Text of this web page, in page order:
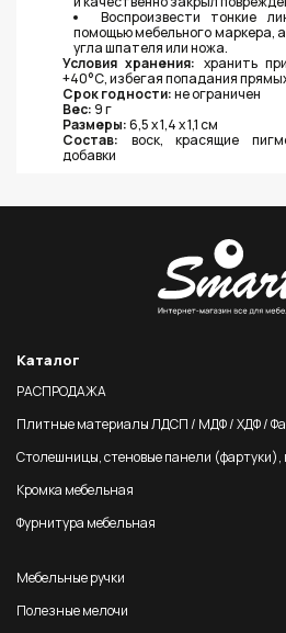
Воспроизвести тонкие
помощью мебельного маркера,
угла шпателя или ножа.
Условия хранения: хранить
+40°С, избегая попадания
Срок годности:не ограничен
Вес:9 г
Размеры:6,5 х 1,4 х 1,1 см
Состав: воск, красящие
добавки
Каталог
РАСПРОДАЖА
Плитные материалы ЛДСП / МДФ / ХДФ /
Столешницы, стеновые панели
Кромка мебельная
Фурнитура мебельная
Мебельные ручки
Полезные мелочи